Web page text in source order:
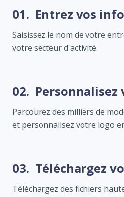
01. Entrez vos
Saisissez le nom de votre
votre secteur d'activité.
02. Personnalisez
Parcourez des milliers de
et personnalisez votre logo
03. Téléchargez
Téléchargez des fichiers